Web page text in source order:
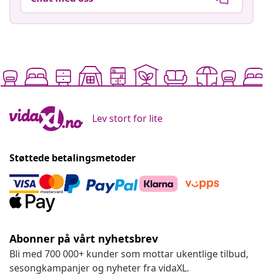
Lev stort for lite
Støttede betalingsmetoder
Abonner på vårt nyhetsbrev
Bli med 700 000+ kunder som mottar ukentlige tilbud,
sesongkampanjer og nyheter fra vidaXL.